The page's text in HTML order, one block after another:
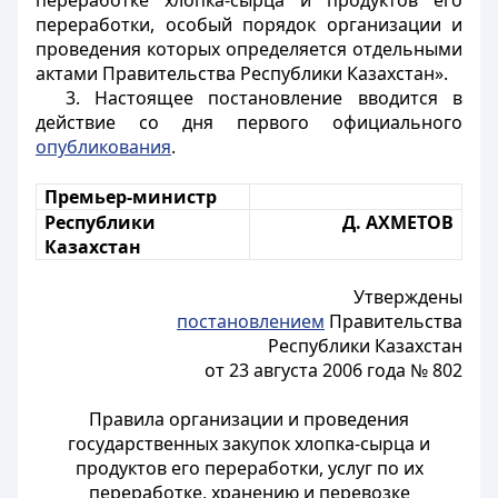
переработки, особый порядок организации и
проведения которых определяется отдельными
актами Правительства Республики Казахстан».
3. Настоящее постановление вводится в
действие со дня первого официального
опубликования.
Премьер-министр
Республики
Казахстан
Д. АХМЕТОВ
Утверждены
постановлением Правительства
Республики Казахстан
от 23 августа 2006 года № 802
Правила организации и проведения
государственных закупок хлопка-сырца и
продуктов его переработки, услуг по их
переработке, хранению и перевозке